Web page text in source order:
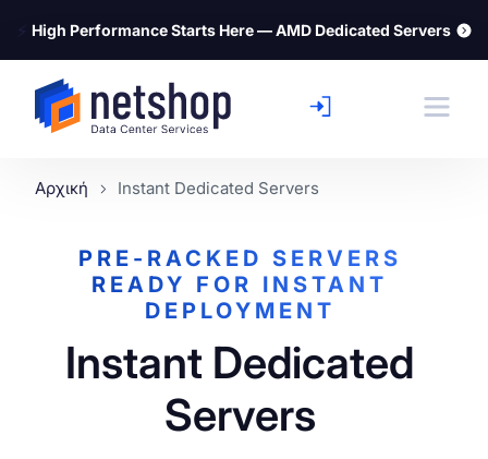
⚡ High Performance Starts Here — AMD Dedicated Servers
Αρχική Instant Dedicated Servers
PRE-RACKED SERVERS
READY FOR INSTANT
DEPLOYMENT
Instant Dedicated
Servers